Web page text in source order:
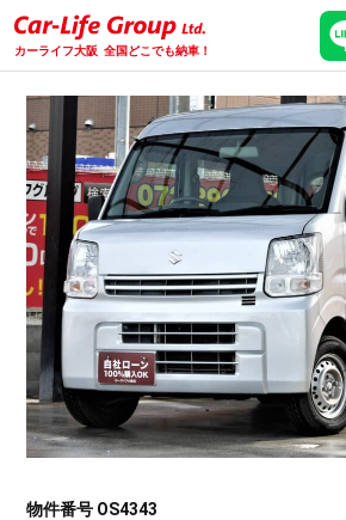
カーライフ大阪 全国どこでも納車！
物件番号 OS4343